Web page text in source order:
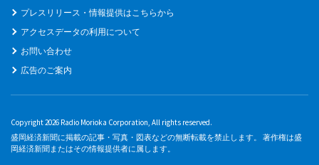
プレスリリース・情報提供はこちらから
アクセスデータの利用について
お問い合わせ
広告のご案内
Copyright 2026 Radio Morioka Corporation, All rights reserved.
盛岡経済新聞に掲載の記事・写真・図表などの無断転載を禁止します。 著作権は盛
岡経済新聞またはその情報提供者に属します。